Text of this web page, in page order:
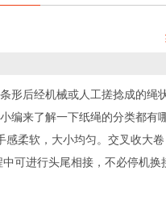
形后经机械或人工搓捻成的绳
编来了解一下纸绳的分类都有
感柔软，大小均匀。交叉收大
可进行头尾相接，不必停机